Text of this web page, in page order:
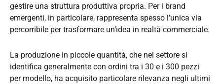
gestire una struttura produttiva propria. Per i brand
emergenti, in particolare, rappresenta spesso l’unica via
percorribile per trasformare un’idea in realtà commerciale.
La produzione in piccole quantità, che nel settore si
identifica generalmente con ordini tra i 30 e i 300 pezzi
per modello, ha acquisito particolare rilevanza negli ultimi